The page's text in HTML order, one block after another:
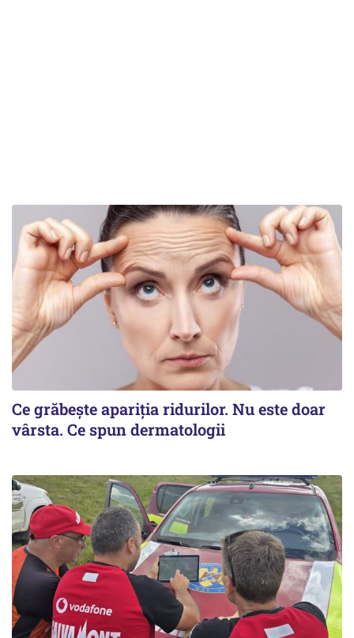
Ce grăbește apariția ridurilor. Nu este doar
vârsta. Ce spun dermatologii